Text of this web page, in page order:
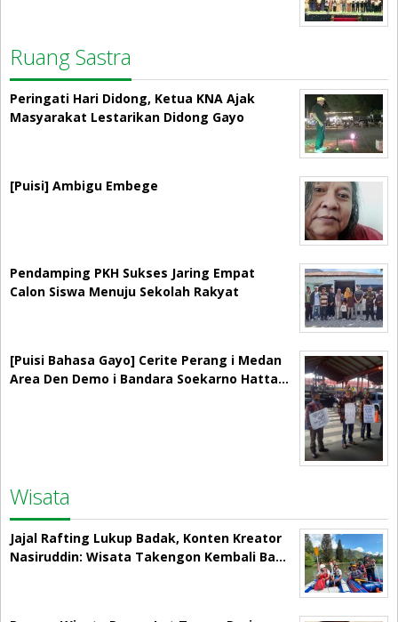
Ruang Sastra
Peringati Hari Didong, Ketua KNA Ajak
Masyarakat Lestarikan Didong Gayo
[Puisi] Ambigu Embege
Pendamping PKH Sukses Jaring Empat
Calon Siswa Menuju Sekolah Rakyat
[Puisi Bahasa Gayo] Cerite Perang i Medan
Area Den Demo i Bandara Soekarno Hatta…
Wisata
Jajal Rafting Lukup Badak, Konten Kreator
Nasiruddin: Wisata Takengon Kembali Ba…